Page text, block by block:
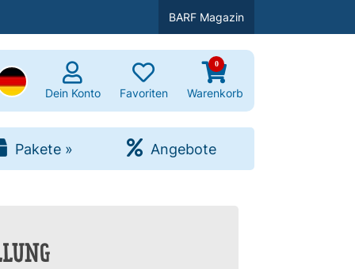
BARF Magazin
Dein Konto Favoriten
0
Warenkorb
Pakete » Angebote